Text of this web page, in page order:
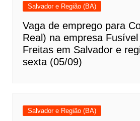
Salvador e Região (BA)
Vaga de emprego para
Real) na empresa
Freitas em Salvador e
sexta (05/09)
Salvador e Região (BA)